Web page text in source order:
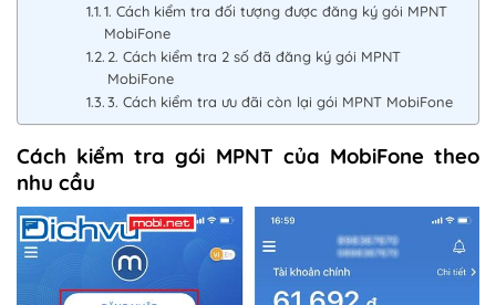
1. Cách kiểm tra đối tượng được đăng ký gói MPNT
MobiFone
2. Cách kiểm tra 2 số đã đăng ký gói MPNT
MobiFone
3. Cách kiểm tra ưu đãi còn lại gói MPNT MobiFone
Cách kiểm tra gói MPNT của MobiFone theo
nhu cầu